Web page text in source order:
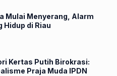
Mulai Menyerang, Alarm
Hidup di Riau
Kertas Putih Birokrasi:
Praja Muda IPDN